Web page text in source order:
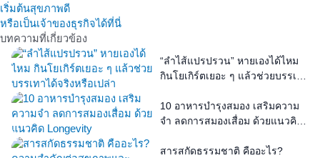
เริ่มต้นสุขภาพดี
หรือเป็นเจ้าของธุรกิจได้ที่นี่
บทความที่เกี่ยวข้อง
“ลำไส้แปรปรวน” หายเองได้ไหม
กินโยเกิร์ตเยอะ ๆ แล้วช่วยบรรเทา
10 อาหารบำรุงสมอง เสริมความ
จำ ลดการสมองเสื่อม ด้วยแนวคิด
สารสกัดธรรมชาติ คืออะไร?